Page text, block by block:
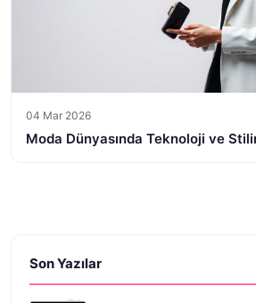
04 Mar 2026
Moda Dünyasında Teknoloji ve
Son Yazılar